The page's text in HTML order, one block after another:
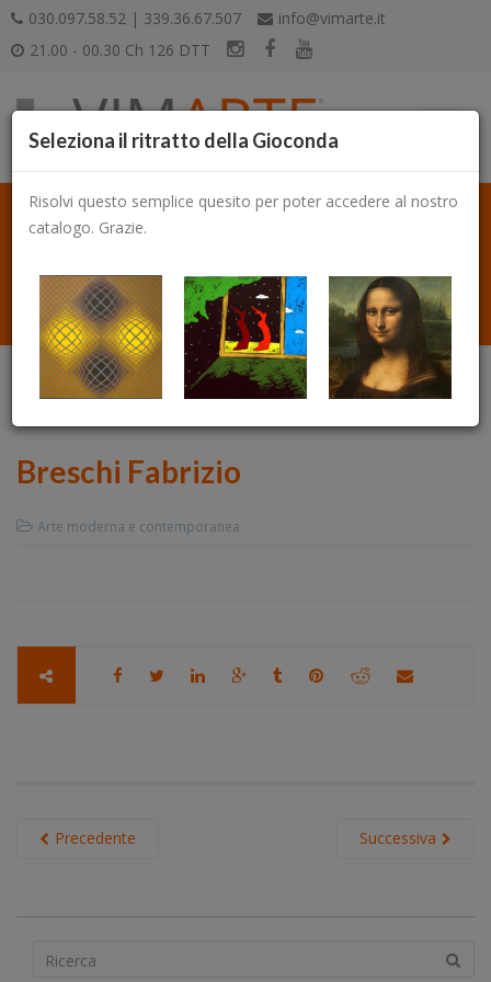
030.097.58.52 | 339.36.67.507
info@vimarte.it
21.00 - 00.30 Ch 126 DTT
Breschi Fabrizio
Arte moderna e contemporanea
Successiva
Precedente
Seleziona il ritratto della Gioconda
Risolvi questo semplice quesito per poter accedere al nostro
catalogo. Grazie.